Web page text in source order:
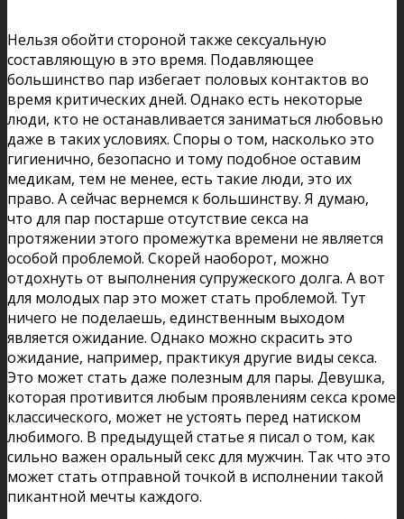
Нельзя обойти стороной также сексуальную
составляющую в это время. Подавляющее
большинство пар избегает половых контактов во
время критических дней. Однако есть некоторые
люди, кто не останавливается заниматься любовью
даже в таких условиях. Споры о том, насколько это
гигиенично, безопасно и тому подобное оставим
медикам, тем не менее, есть такие люди, это их
право. А сейчас вернемся к большинству. Я думаю,
что для пар постарше отсутствие секса на
протяжении этого промежутка времени не является
особой проблемой. Скорей наоборот, можно
отдохнуть от выполнения супружеского долга. А вот
для молодых пар это может стать проблемой. Тут
ничего не поделаешь, единственным выходом
является ожидание. Однако можно скрасить это
ожидание, например, практикуя другие виды секса.
Это может стать даже полезным для пары. Девушка,
которая противится любым проявлениям секса кроме
классического, может не устоять перед натиском
любимого. В предыдущей статье я писал о том, как
сильно важен оральный секс для мужчин. Так что это
может стать отправной точкой в исполнении такой
пикантной мечты каждого.